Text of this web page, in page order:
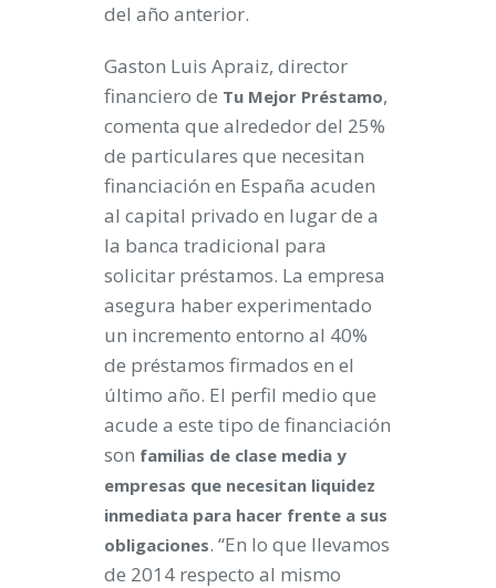
del año anterior.
Gaston Luis Apraiz, director
financiero de Tu Mejor Préstamo,
comenta que alrededor del 25%
de particulares que necesitan
financiación en España acuden
al capital privado en lugar de a
la banca tradicional para
solicitar préstamos. La empresa
asegura haber experimentado
un incremento entorno al 40%
de préstamos firmados en el
último año. El perfil medio que
acude a este tipo de financiación
son familias de clase media y
empresas que necesitan liquidez
inmediata para hacer frente a sus
obligaciones. “En lo que llevamos
de 2014 respecto al mismo